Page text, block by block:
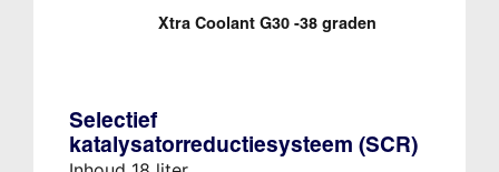
Xtra Coolant G30 -38 graden
Selectief
katalysatorreductiesysteem (SCR)